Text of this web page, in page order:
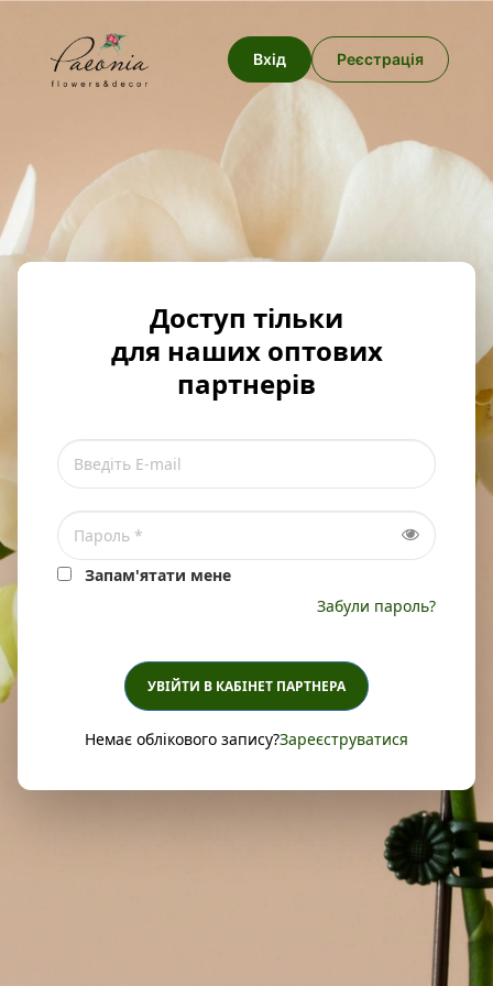
Вхід Реєстрація
Доступ тільки
для наших оптових
партнерів
Запам'ятати мене
Забули пароль?
УВІЙТИ В КАБІНЕТ ПАРТНЕРА
Немає облікового запису?Зареєструватися